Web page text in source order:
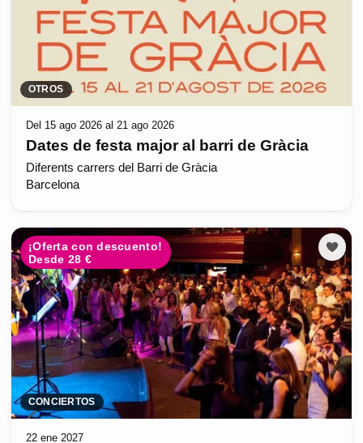
OTROS
Del 15 ago 2026 al 21 ago 2026
Dates de festa major al barri de Gràcia
Diferents carrers del Barri de Gràcia
Barcelona
¡Oferta con descuento!
Desde 28 €
CONCIERTOS
22 ene 2027